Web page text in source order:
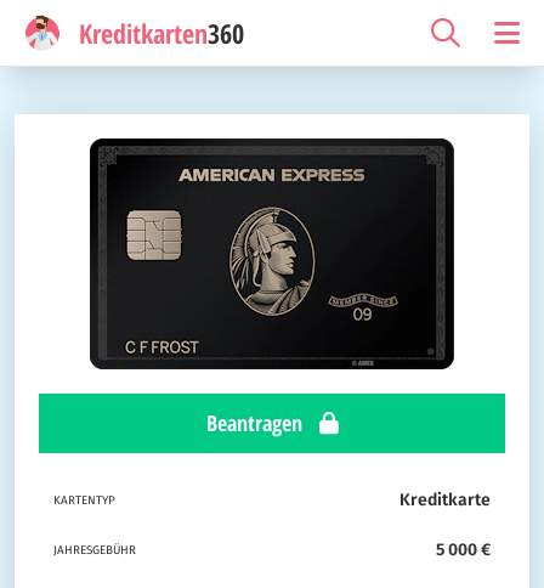
Kreditkarten360
Beantragen
KARTENTYP Kreditkarte
JAHRESGEBÜHR 5 000 €